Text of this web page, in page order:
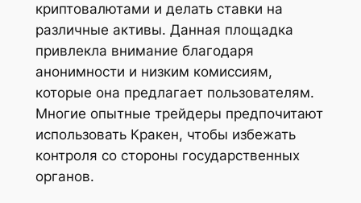
криптовалютами и делать ставки на
различные активы. Данная площадка
привлекла внимание благодаря
анонимности и низким комиссиям,
которые она предлагает пользователям.
Многие опытные трейдеры предпочитают
использовать Кракен, чтобы избежать
контроля со стороны государственных
органов.